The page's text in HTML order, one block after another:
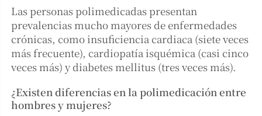
Las personas polimedicadas presentan
prevalencias mucho mayores de enfermedades
crónicas, como insuficiencia cardiaca (siete veces
más frecuente), cardiopatía isquémica (casi cinco
veces más) y diabetes mellitus (tres veces más).
¿Existen diferencias en la polimedicación entre
hombres y mujeres?